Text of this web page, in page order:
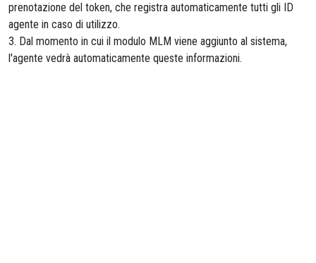
prenotazione del token, che registra automaticamente tutti gli ID
agente in caso di utilizzo.
3. Dal momento in cui il modulo MLM viene aggiunto al sistema,
l'agente vedrà automaticamente queste informazioni.